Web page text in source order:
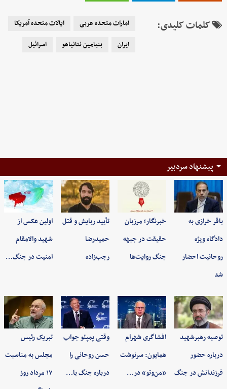
کلمات کلیدی: امارات متحده عربی
ایالات متحده آمریکا
ایران
بنیامین نتانیاهو اسرائیل
پیشنهاد سردبیر
باقر خرازی به
دادگاه ویژه
روحانیت احضار
شد
خبرنگار؛ مرزبان
حقیقت در جبهه
جنگ روایت‌ها
تأیید ربایش و قتل
حمیدرضا
رجب‌زاده
اولین عکس از
شهید والامقام
امنیت در جنگ…
توصیه رهبرشهید
درباره حضور
فرزندانش در جنگ
افشاگری شهرام
همایون: سرنوشت
«من‌وتو» در…
وقتی پمپئو جواب
حسن روحانی را
درباره جنگ با…
تبریک رئیس
مجلس به مناسبت
۱۷ مرداد روز